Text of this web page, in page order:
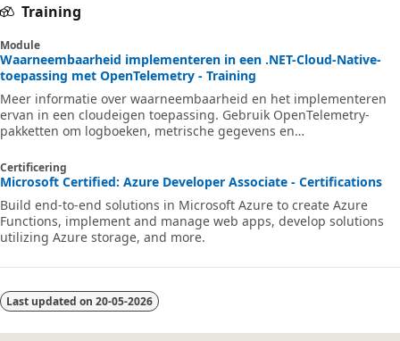
Training
Module
Waarneembaarheid implementeren in een .NET-Cloud-Native-
toepassing met OpenTelemetry - Training
Meer informatie over waarneembaarheid en het implementeren
ervan in een cloudeigen toepassing. Gebruik OpenTelemetry-
pakketten om logboeken, metrische gegevens en
Insights en toepassingen van derden te analyseren.
Certificering
Microsoft Certified: Azure Developer Associate - Certifications
Build end-to-end solutions in Microsoft Azure to create Azure
Functions, implement and manage web apps, develop solutions
utilizing Azure storage, and more.
Last updated on 20-05-2026